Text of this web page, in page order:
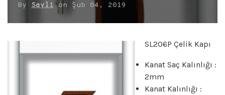
By Sayli on Şub 04, 2019
SL206P Çelik Kapı
Kanat Saç Kalınlığı :
2mm
Kanat Kalınlığı :